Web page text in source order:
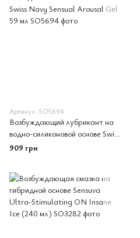
Артикул: SO5694
Возбуждающий лубрикант на
водно-силиконовой основе Swiss
Navy Sensual Arousal Gel 59 мл
909 грн